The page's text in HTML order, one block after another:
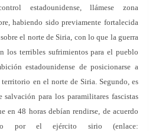
estadounidense, llámese zona
habiendo sido previamente fortalecida
el norte de Siria, con lo que la guerra
los terribles sufrimientos para el pueblo
estadounidense de posicionarse a
en el norte de Siria. Segundo, es
para los paramilitares fascistas
en 48 horas debían rendirse, de acuerdo
por el ejército sirio (enlace: